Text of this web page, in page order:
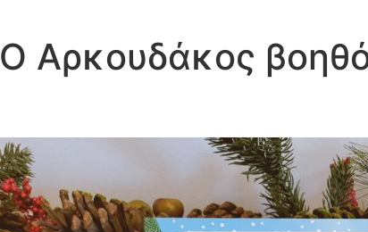
Ο Αρκουδάκος